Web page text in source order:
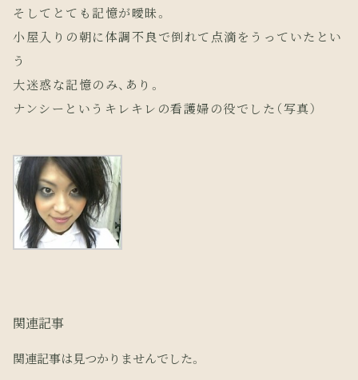
そしてとても記憶が曖昧。
小屋入りの朝に体調不良で倒れて点滴をうっていたとい
う
大迷惑な記憶のみ、あり。
ナンシーというキレキレの看護婦の役でした（写真）
関連記事
関連記事は見つかりませんでした。